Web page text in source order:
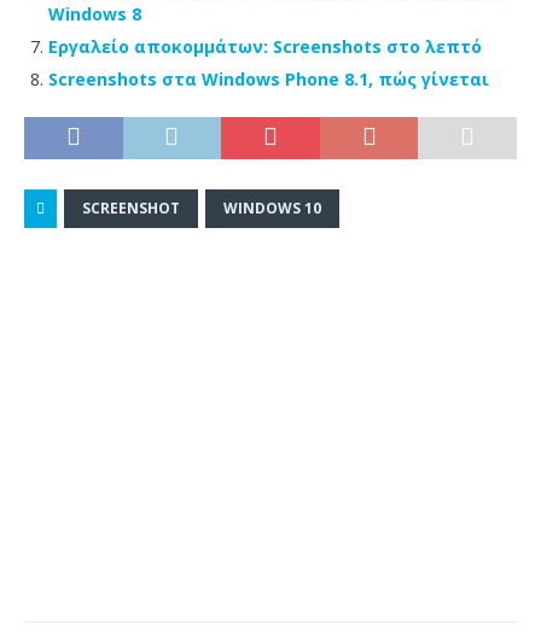
Windows 8
Εργαλείο αποκομμάτων: Screenshots στο λεπτό
Screenshots στα Windows Phone 8.1, πώς γίνεται
SCREENSHOT WINDOWS 10